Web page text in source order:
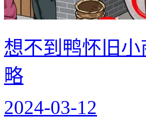
想不到鸭怀旧
略
2024-03-12